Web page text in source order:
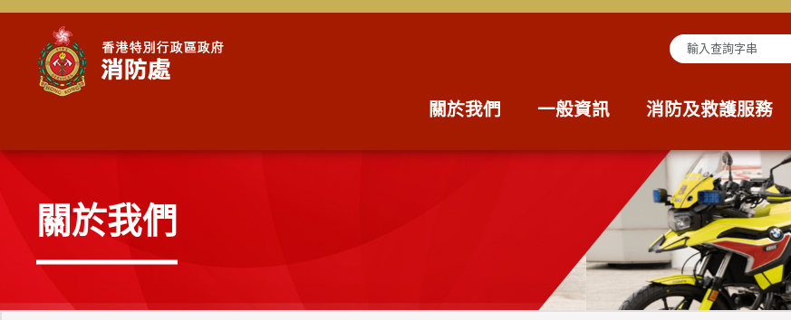
查詢字串
關於我們 一般資訊 消防及救護服務
關於我們